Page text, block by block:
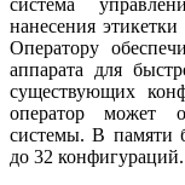
нанесения
Оператору
аппарата для
существующих
оператор может
системы. В памяти
до 32 конфигураций.